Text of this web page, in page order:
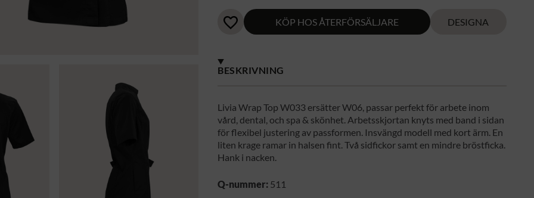
KÖP HOS ÅTERFÖRSÄLJARE DESIGNA
BESKRIVNING
Livia Wrap Top W033 ersätter W06, passar perfekt för arbete inom
vård, dental, och spa & skönhet. Arbetsskjortan knyts med band i sidan
för flexibel justering av passformen. Insvängd modell med kort ärm. En
liten krage ramar in halsen fint. Två sidfickor samt en mindre bröstficka.
Hank i nacken.
Q-nummer: 511